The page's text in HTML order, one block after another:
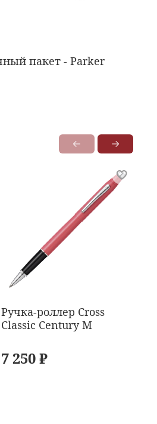
пакет - Parker
Ручка-роллер Cross
Classic Century М
7 250 ₽